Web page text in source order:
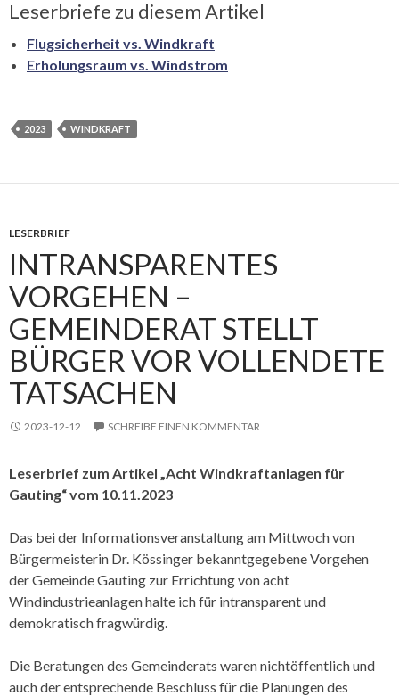
Leserbriefe zu diesem Artikel
Flugsicherheit vs. Windkraft
Erholungsraum vs. Windstrom
2023 WINDKRAFT
LESERBRIEF
INTRANSPARENTES
VORGEHEN –
GEMEINDERAT STELLT
BÜRGER VOR VOLLENDETE
TATSACHEN
2023-12-12 SCHREIBE EINEN KOMMENTAR
Leserbrief zum Artikel „Acht Windkraftanlagen für
Gauting“ vom 10.11.2023
Das bei der Informationsveranstaltung am Mittwoch von
Bürgermeisterin Dr. Kössinger bekanntgegebene Vorgehen
der Gemeinde Gauting zur Errichtung von acht
Windindustrieanlagen halte ich für intransparent und
demokratisch fragwürdig.
Die Beratungen des Gemeinderats waren nichtöffentlich und
auch der entsprechende Beschluss für die Planungen des